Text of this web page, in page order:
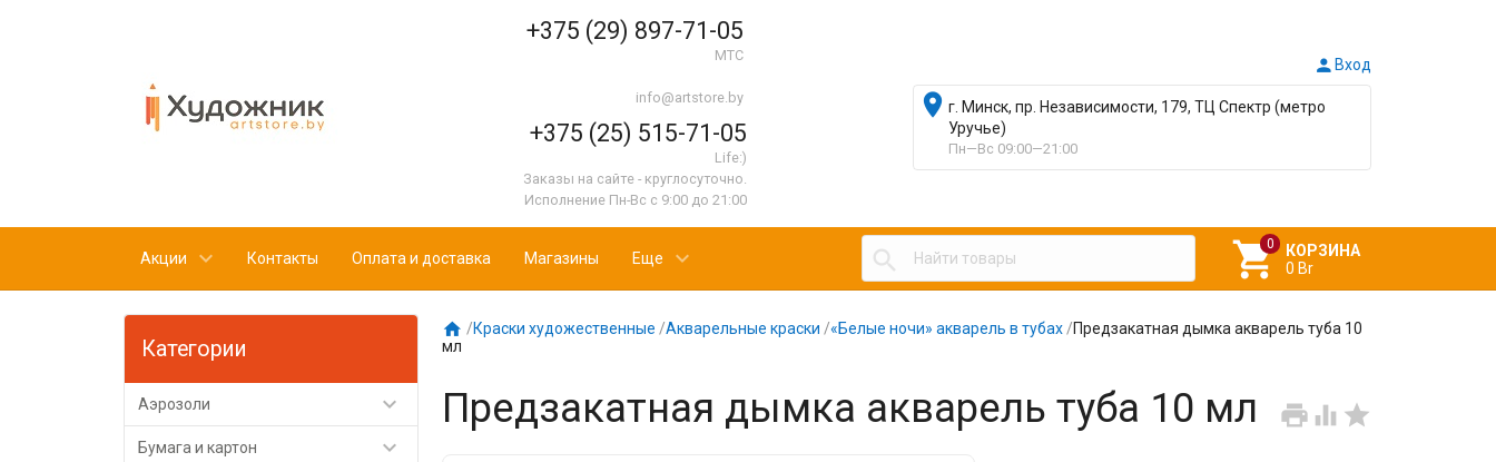
+375 (29) 897-71-05
МТС
info@artstore.by
+375 (25) 515-71-05
Life:)
Заказы на сайте - круглосуточно.
Исполнение Пн-Вс с 9:00 до 21:00
Вход
г. Минск, пр. Независимости, 179, ТЦ Спектр (метро
Уручье)
Пн—Вс 09:00—21:00
Акции Контакты Оплата и доставка Магазины Еще  
КОРЗИНА
0 Br
Категории
Аэрозоли 
Бумага и картон 
 /Краски художественные /Акварельные краски /«Белые ночи» акварель в тубах /Предзакатная дымка акварель туба 10
мл
  
Предзакатная дымка акварель туба 10 мл